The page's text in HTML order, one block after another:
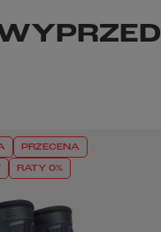
PRZECENA
RATY 0%